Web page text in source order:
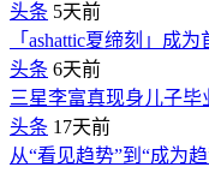
头条 5天前
「ashattic夏缔刻」成
头条 6天前
三星李富真现身儿子
头条 17天前
从“看见趋势”到“成为